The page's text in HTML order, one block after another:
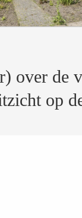
over de
op